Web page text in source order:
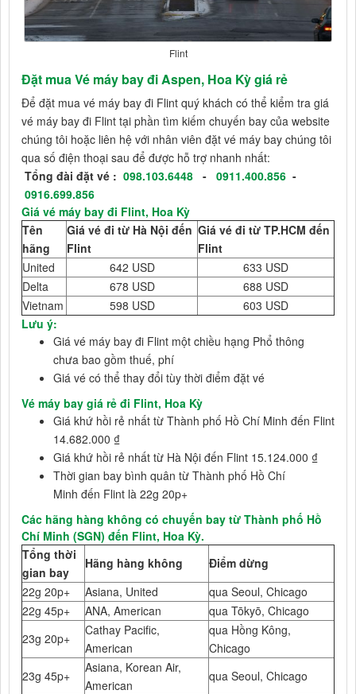
Flint
Đặt mua Vé máy bay đi Aspen, Hoa Kỳ giá rẻ
Để đặt mua vé máy bay đi Flint quý khách có thể kiểm tra giá
vé máy bay đi Flint tại phần tìm kiếm chuyến bay của website
chúng tôi hoặc liên hệ với nhân viên đặt vé máy bay chúng tôi
qua số điện thoại sau để được hỗ trợ nhanh nhất:
Tổng đài đặt vé : 098.103.6448 - 0911.400.856 -
0916.699.856
Giá vé máy bay đi Flint, Hoa Kỳ
Tên
hãng
Giá vé đi từ Hà Nội đến
Flint
Giá vé đi từ TP.HCM đến
Flint
United
642 USD
633 USD
Delta
678 USD
688 USD
Vietnam
598 USD
603 USD
Lưu ý:
Giá vé máy bay đi Flint một chiều hạng Phổ thông
chưa bao gồm thuế, phí
Giá vé có thể thay đổi tùy thời điểm đặt vé
Vé máy bay giá rẻ đi Flint, Hoa Kỳ
Giá khứ hồi rẻ nhất từ Thành phố Hồ Chí Minh đến Flint
14.682.000 ₫
Giá khứ hồi rẻ nhất từ Hà Nội đến Flint 15.124.000 ₫
Thời gian bay bình quân từ Thành phố Hồ Chí
Minh đến Flint là 22g 20p+
Các hãng hàng không có chuyến bay từ Thành phố Hồ
Chí Minh (SGN) đến Flint, Hoa Kỳ.
Tổng thời
gian bay
Hãng hàng không
Điểm dừng
22g 20p+
Asiana, United
qua Seoul, Chicago
22g 45p+
ANA, American
qua Tōkyō, Chicago
23g 20p+
Cathay Pacific,
American
qua Hồng Kông,
Chicago
23g 45p+
Asiana, Korean Air,
American
qua Seoul, Chicago